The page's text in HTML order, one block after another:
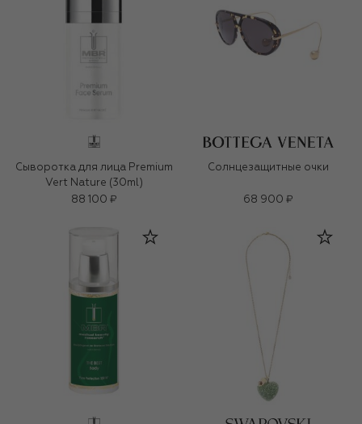
Сыворотка для лица Premium
Vert Nature (30ml)
88 100 ₽
Солнцезащитные очки
68 900 ₽